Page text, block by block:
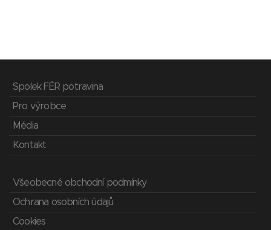
Spolek FÉR potravina
Pro výrobce
Média
Kontakt
Všeobecné obchodní podmínky
Ochrana osobních údajů
Cookies